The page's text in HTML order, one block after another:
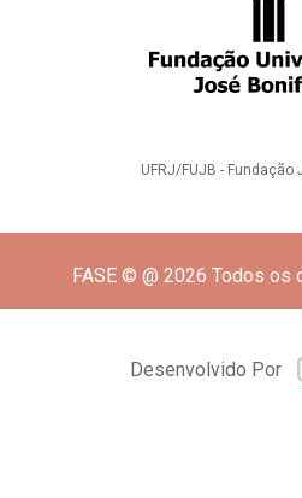
UFRJ/FUJB -
FASE © @ 2026 Todos
Desenvolvido Por